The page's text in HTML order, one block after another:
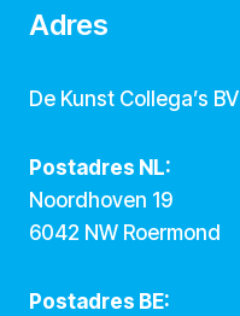
Adres
De Kunst Collega’s BV
Postadres NL:
Noordhoven 19
6042 NW Roermond
Postadres BE: